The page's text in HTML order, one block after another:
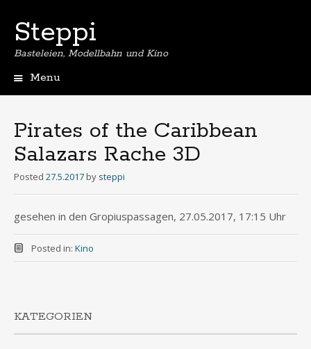
Steppi
Basteleien, Modellbahn und Kino
Menu
Pirates of the Caribbean
Salazars Rache 3D
Posted 27.5.2017 by steppi
gesehen in den Gropiuspassagen, 27.05.2017, 17:15 Uhr
Posted in: Kino
KATEGORIEN